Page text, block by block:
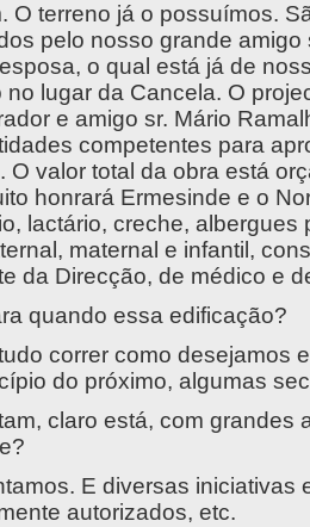
O terreno já o possuímos.
pelo nosso grande
o qual está já de
no lugar da Cancela. O
e amigo sr. Mário
competentes para
O valor total da obra está
honrará Ermesinde e o
lactário, creche,
maternal e infantil,
da Direcção, de médico e
quando essa edificação?
correr como desejamos
do próximo, algumas
claro está, com grandes
E diversas iniciativas
autorizados, etc.